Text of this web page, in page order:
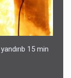
15 min